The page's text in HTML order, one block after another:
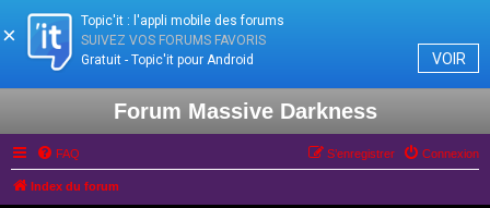
Forum Massive Darkness
FAQ Connexion
S’enregistrer
Index du forum
×
Topic'it : l'appli mobile des forums
SUIVEZ VOS FORUMS FAVORIS
Gratuit - Topic'it pour Android
VOIR